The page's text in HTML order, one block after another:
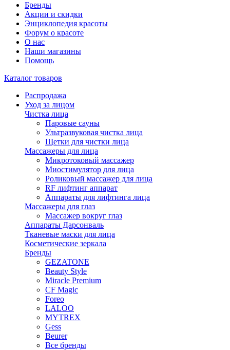
Бренды
Акции и скидки
Энциклопедия красоты
Форум о красоте
О нас
Наши магазины
Помощь
Каталог товаров
Распродажа
Уход за лицом
Чистка лица
Паровые сауны
Ультразвуковая чистка лица
Щетки для чистки лица
Массажеры для лица
Микротоковый массажер
Миостимулятор для лица
Роликовый массажер для лица
RF лифтинг аппарат
Аппараты для лифтинга лица
Массажеры для глаз
Массажер вокруг глаз
Аппараты Дарсонваль
Тканевые маски для лица
Косметические зеркала
Бренды
GEZATONE
Beauty Style
Miracle Premium
CF Magic
Foreo
LALOO
MYTREX
Gess
Beurer
Все бренды